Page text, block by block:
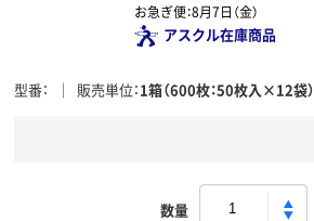
お急ぎ便：8月7日（金）
アスクル在庫商品
型番 販売単位 1箱（600枚：50枚入×12袋）
数量